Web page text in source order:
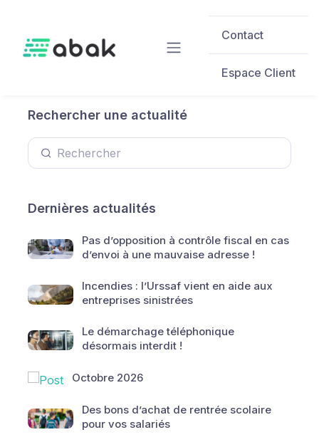
Contact
Espace Client
Rechercher une actualité
Dernières actualités
Pas d’opposition à contrôle fiscal en cas
d’envoi à une mauvaise adresse !
Incendies : l’Urssaf vient en aide aux
entreprises sinistrées
Le démarchage téléphonique
désormais interdit !
Octobre 2026
Des bons d’achat de rentrée scolaire
pour vos salariés